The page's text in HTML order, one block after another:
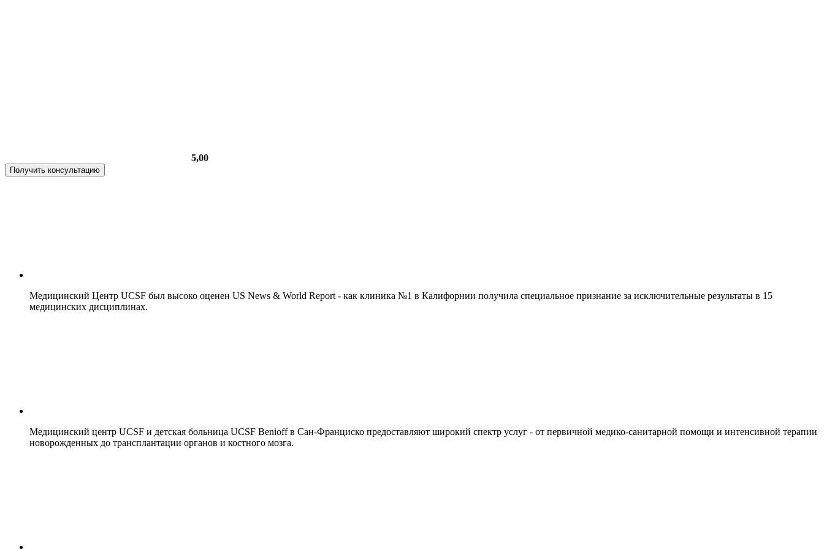
5,00
Получить консультацию
Медицинский Центр UCSF был высоко оценен US News & World Report - как клиника №1 в Калифорнии получила специальное признание за исключительные результаты в 15
медицинских дисциплинах.
Медицинский центр UCSF и детская больница UCSF Benioff в Сан-Франциско предоставляют широкий спектр услуг - от первичной медико-санитарной помощи и интенсивной терапии
новорожденных до трансплантации органов и костного мозга.